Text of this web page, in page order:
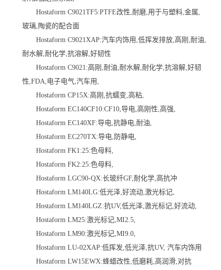
Hostaform C9021TF5:PTFE改性,耐磨,用于与塑料,金属,
玻璃,陶瓷的配合面
Hostaform C9021XAP:汽车内饰用,低挥发排放,高刚,耐油,
耐水解,耐化学,抗溶解,好韧性
Hostaform C9021:高刚,耐油,耐水解,耐化学,抗溶解,好韧
性,FDA,电子电气,汽车用,
Hostaform CP15X:高刚,抗蠕变,高粘,
Hostaform EC140CF10:CF10,导电,高刚性,高强,
Hostaform EC140XF:导电,抗静电,耐油,
Hostaform EC270TX:导电,防静电,
Hostaform FK1:25:色母料,
Hostaform FK2:25:色母料,
Hostaform LGC90-QX:长玻纤GF,耐化学,高抗冲
Hostaform LM140LG:低光泽,好流动,激光标记,
Hostaform LM140LGZ:抗UV,低光泽,激光标记,好流动,
Hostaform LM25:激光标记,MI2.5,
Hostaform LM90:激光标记,MI9.0,
Hostaform LU-02XAP:低挥发,低光泽,抗UV, 汽车内饰用
Hostaform LW15EWX:蜂蜡改性,低磨耗,高润滑,对抗